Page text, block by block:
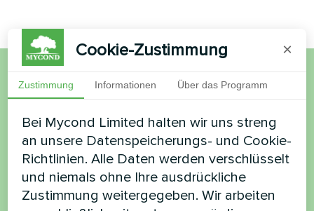
Möchten Sie kaufen oder
haben Sie Fragen?
Kontaktieren Sie uns und wir werden Ihnen
helfen
Cookie-Zustimmung ×
Zustimmung Informationen Über das Programm
Bei Mycond Limited halten wir uns streng
an unsere Datenspeicherungs- und Cookie-
Richtlinien. Alle Daten werden verschlüsselt
und niemals ohne Ihre ausdrückliche
Zustimmung weitergegeben. Wir arbeiten